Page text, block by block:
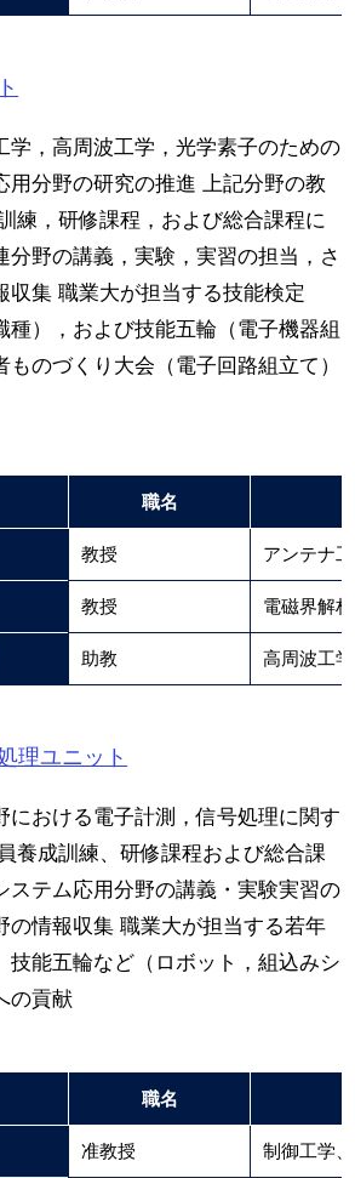
学，高周波工学，光学素子のための
用分野の研究の推進 上記分野の教
練，研修課程，および総合課程に
分野の講義，実験，実習の担当，さ
収集 職業大が担当する技能検定
種），および技能五輪（電子機器組
のづくり大会（電子回路組立て）
職名
教授 アンテナ
教授 電磁界解
助教 高周波工学
理ユニット
における電子計測，信号処理に関す
養成訓練、研修課程および総合課
ステム応用分野の講義・実験実習の
の情報収集 職業大が担当する若年
技能五輪など（ロボット，組込みシ
の貢献
職名
准教授 制御工学